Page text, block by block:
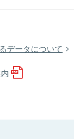
データについて